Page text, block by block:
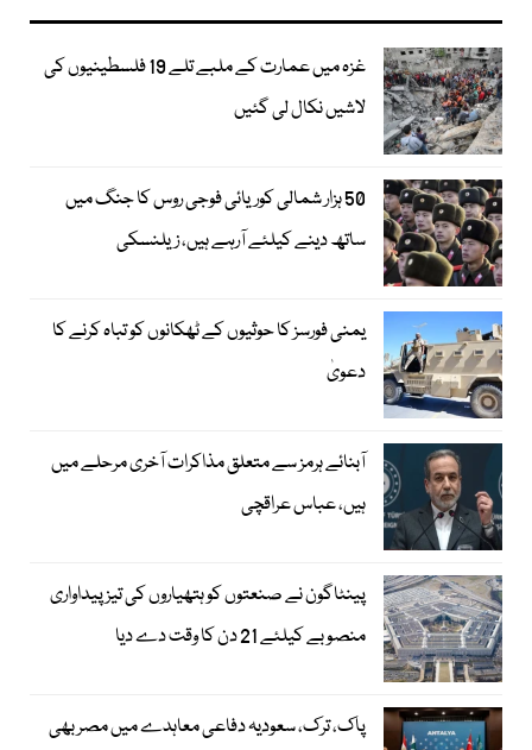
غزہ میں عمارت کے ملبے تلے 19 فلسطینیوں کی
لاشیں نکال لی گئیں
50 ہزار شمالی کوریائی فوجی روس کا جنگ میں
ساتھ دینے کیلئے آرہے ہیں، زیلنسکی
یمنی فورسز کا حوثیوں کے ٹھکانوں کو تباہ کرنے کا
دعویٰ
آبنائے ہرمز سے متعلق مذاکرات آخری مرحلے میں
ہیں، عباس عراقچی
پینٹاگون نے صنعتوں کو ہتھیاروں کی تیز پیداواری
منصوبے کیلئے 21 دن کا وقت دے دیا
پاک، ترک، سعودیہ دفاعی معاہدے میں مصر بھی